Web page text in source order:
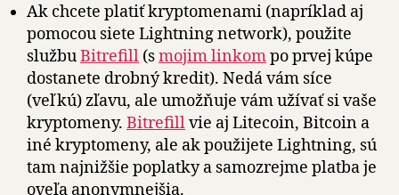
Ak chcete platiť kryptomenami (napríklad aj
pomocou siete Lightning network), použite
službuBitrefill (smojim linkompo prvej kúpe
dostanete drobný kredit). Nedá vám síce
(veľkú) zľavu, ale umožňuje vám užívať si vaše
kryptomeny. Bitrefillvie aj Litecoin, Bitcoin a
iné kryptomeny, ale ak použijete Lightning, sú
tam najnižšie poplatky a samozrejme platba je
oveľa anonymnejšia.